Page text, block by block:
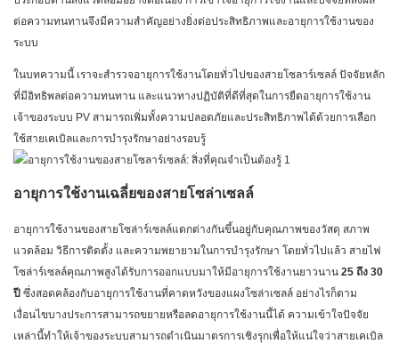
ต่อความทนทานจึงมีความสำคัญอย่างยิ่งต่อประสิทธิภาพและอายุการใช้งานของ
ระบบ
ในบทความนี้ เราจะสำรวจอายุการใช้งานโดยทั่วไปของสายโซลาร์เซลล์ ปัจจัยหลัก
ที่มีอิทธิพลต่อความทนทาน และแนวทางปฏิบัติที่ดีที่สุดในการยืดอายุการใช้งาน
เจ้าของระบบ PV สามารถเพิ่มทั้งความปลอดภัยและประสิทธิภาพได้ด้วยการเลือก
ใช้สายเคเบิลและการบำรุงรักษาอย่างรอบรู้
อายุการใช้งานเฉลี่ยของสายโซล่าเซลล์
อายุการใช้งานของสายโซล่าร์เซลล์แตกต่างกันขึ้นอยู่กับคุณภาพของวัสดุ สภาพ
แวดล้อม วิธีการติดตั้ง และความพยายามในการบำรุงรักษา โดยทั่วไปแล้ว สายไฟ
โซล่าร์เซลล์คุณภาพสูงได้รับการออกแบบมาให้มีอายุการใช้งานยาวนาน 25 ถึง 30
ปี ซึ่งสอดคล้องกับอายุการใช้งานที่คาดหวังของแผงโซล่าเซลล์ อย่างไรก็ตาม
เงื่อนไขบางประการสามารถขยายหรือลดอายุการใช้งานนี้ได้ ความเข้าใจปัจจัย
เหล่านี้ทำให้เจ้าของระบบสามารถดำเนินมาตรการเชิงรุกเพื่อให้แน่ใจว่าสายเคเบิล